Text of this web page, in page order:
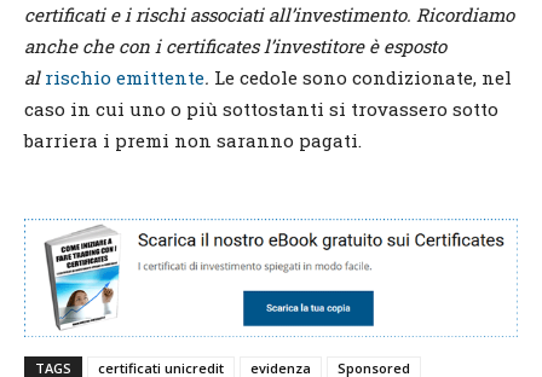
certificati e i rischi associati all’investimento. Ricordiamo
anche che con i certificates l’investitore è esposto
al rischio emittente. Le cedole sono condizionate, nel
caso in cui uno o più sottostanti si trovassero sotto
barriera i premi non saranno pagati.
TAGS certificati unicredit evidenza Sponsored